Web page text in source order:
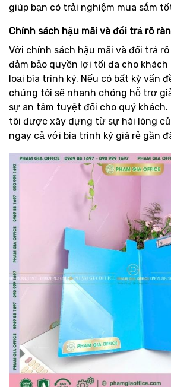
giúp bạn có trải nghiệm mua sắm
Chính sách hậu mãi và đổi trả rõ
Với chính sách hậu mãi và đổi trả
đảm bảo quyền lợi tối đa cho
loại bìa trình ký. Nếu có bất kỳ vấn
chúng tôi sẽ nhanh chóng hỗ trợ
sự an tâm tuyệt đối cho quý
tôi được xây dựng từ sự hài lòng
ngay cả với bìa trình ký giá rẻ gần